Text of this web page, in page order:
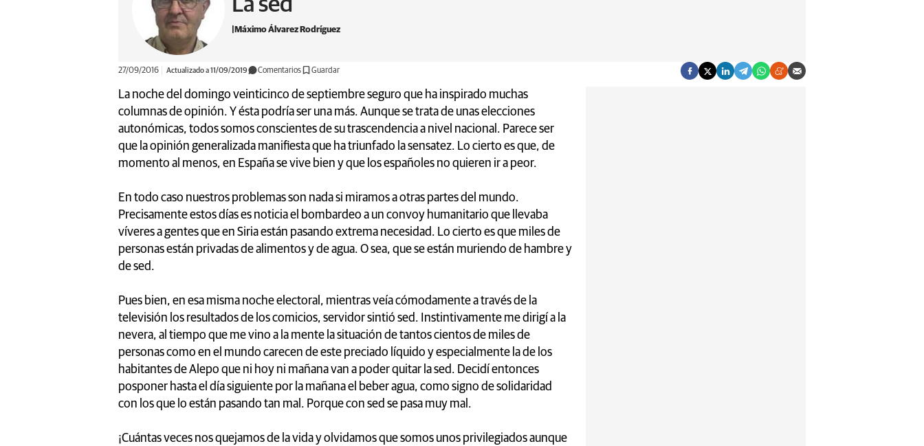
Máximo Álvarez Rodríguez
27/09/2016 Actualizado a 11/09/2019 Comentarios Guardar
La noche del domingo veinticinco de septiembre seguro que ha inspirado muchas
columnas de opinión. Y ésta podría ser una más. Aunque se trata de unas elecciones
autonómicas, todos somos conscientes de su trascendencia a nivel nacional. Parece ser
que la opinión generalizada manifiesta que ha triunfado la sensatez. Lo cierto es que, de
momento al menos, en España se vive bien y que los españoles no quieren ir a peor.
En todo caso nuestros problemas son nada si miramos a otras partes del mundo.
Precisamente estos días es noticia el bombardeo a un convoy humanitario que llevaba
víveres a gentes que en Siria están pasando extrema necesidad. Lo cierto es que miles de
personas están privadas de alimentos y de agua. O sea, que se están muriendo de hambre y
de sed.
Pues bien, en esa misma noche electoral, mientras veía cómodamente a través de la
televisión los resultados de los comicios, servidor sintió sed. Instintivamente me dirigí a la
nevera, al tiempo que me vino a la mente la situación de tantos cientos de miles de
personas como en el mundo carecen de este preciado líquido y especialmente la de los
habitantes de Alepo que ni hoy ni mañana van a poder quitar la sed. Decidí entonces
posponer hasta el día siguiente por la mañana el beber agua, como signo de solidaridad
con los que lo están pasando tan mal. Porque con sed se pasa muy mal.
¡Cuántas veces nos quejamos de la vida y olvidamos que somos unos privilegiados aunque